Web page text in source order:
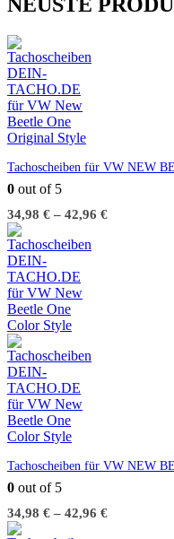
NEUSTE
Tachoscheiben für VW NEW
0 out of 5
34,98 € – 42,96 €
Tachoscheiben für VW NEW
0 out of 5
34,98 € – 42,96 €